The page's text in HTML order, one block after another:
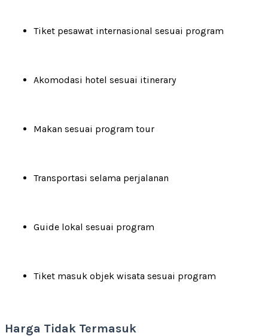
Tiket pesawat internasional sesuai program
Akomodasi hotel sesuai itinerary
Makan sesuai program tour
Transportasi selama perjalanan
Guide lokal sesuai program
Tiket masuk objek wisata sesuai program
Harga Tidak Termasuk